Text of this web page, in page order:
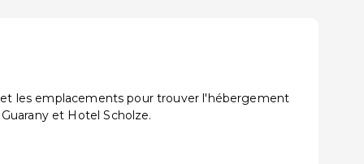
et les emplacements pour trouver l'hébergement
et Hotel Scholze.